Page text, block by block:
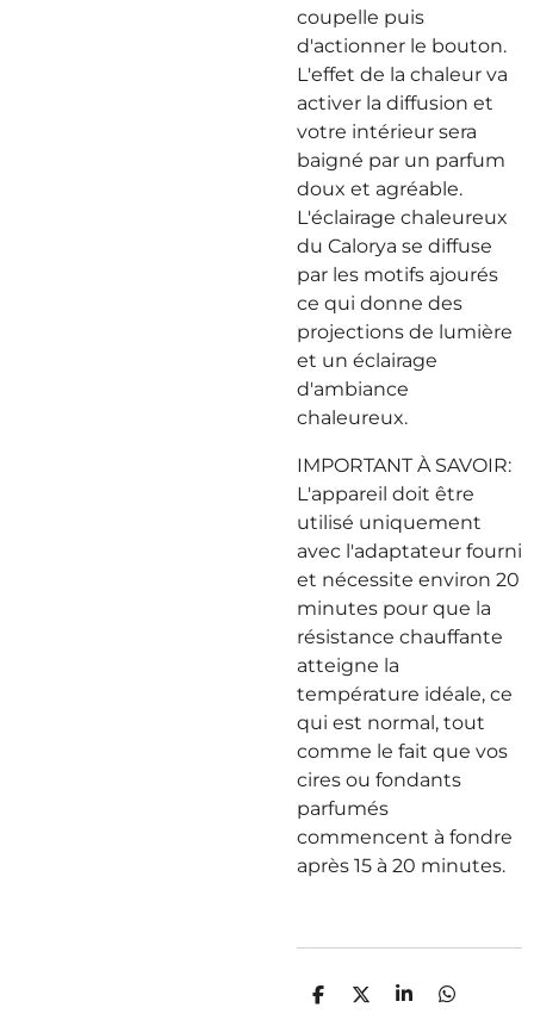
coupelle puis
d'actionner le bouton.
L'effet de la chaleur va
activer la diffusion et
votre intérieur sera
baigné par un parfum
doux et agréable.
L'éclairage chaleureux
du Calorya se diffuse
par les motifs ajourés
ce qui donne des
projections de lumière
et un éclairage
d'ambiance
chaleureux.
IMPORTANT À SAVOIR:
L'appareil doit être
utilisé uniquement
avec l'adaptateur fourni
et nécessite environ 20
minutes pour que la
résistance chauffante
atteigne la
température idéale, ce
qui est normal, tout
comme le fait que vos
cires ou fondants
parfumés
commencent à fondre
après 15 à 20 minutes.
P
P
P
P